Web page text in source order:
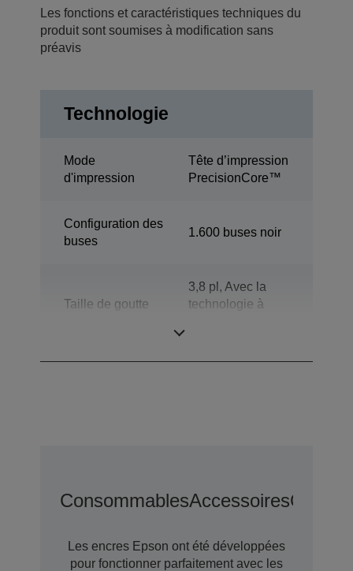
Les fonctions et caractéristiques techniques du
produit sont soumises à modification sans
préavis
Technologie
Mode
d'impression
Tête d’impression
PrecisionCore™
Configuration des
buses
1.600 buses noir
Taille de goutte
3,8 pl, Avec la
technologie à
ConsommablesAccessoires
Les encres Epson ont été développées
pour fonctionner parfaitement avec les